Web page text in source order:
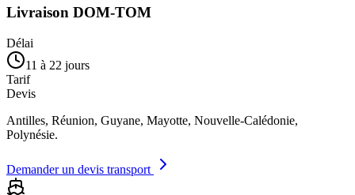
Livraison DOM-TOM
Délai
11 à 22 jours
Tarif
Devis
Antilles, Réunion, Guyane, Mayotte, Nouvelle-Calédonie,
Polynésie.
Demander un devis transport